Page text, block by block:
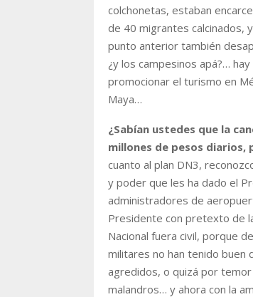
colchonetas, estaban
de 40 migrantes calcinados,
punto anterior también
¿y los campesinos apá?…
promocionar el turismo en
Maya…
¿Sabían ustedes que la
millones de pesos diarios,
cuanto al plan DN3,
y poder que les ha dado el
administradores de
Presidente con pretexto de
Nacional fuera civil, porque
militares no han tenido buen
agredidos, o quizá por temor
malandros… y ahora con la